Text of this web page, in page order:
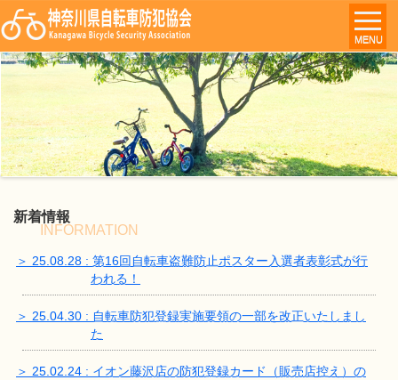
MENU
新着情報
INFORMATION
＞ 25.08.28 : 第16回自転車盗難防止ポスター入選者表彰式が行
われる！
＞ 25.04.30 : 自転車防犯登録実施要領の一部を改正いたしまし
た
＞ 25.02.24 : イオン藤沢店の防犯登録カード（販売店控え）の